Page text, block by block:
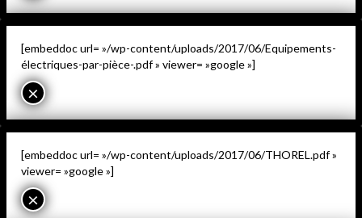
[embeddoc url= »/wp-content/uploads/2017/06/Equipements-
électriques-par-pièce-.pdf » viewer= »google »]
×
[embeddoc url= »/wp-content/uploads/2017/06/THOREL.pdf »
viewer= »google »]
×